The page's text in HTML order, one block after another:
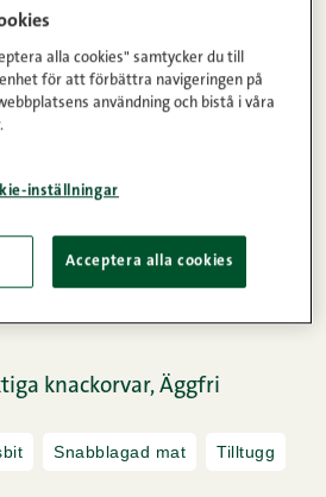
frukostbordet eller brunchen.
knackorvar, Äggfri
Snabblagad mat Tilltugg
alla cookies" samtycker du till
enhet för att förbättra navigeringen på
användning och bistå i våra
inställningar
Acceptera alla cookies